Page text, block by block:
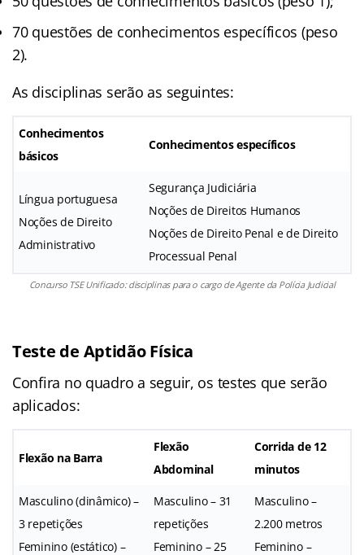
70 questões de conhecimentos específicos (peso
2).
As disciplinas serão as seguintes:
Conhecimentos
básicos
Conhecimentos específicos
Língua portuguesa
Noções de Direito
Administrativo
Segurança Judiciária
Noções de Direitos Humanos
Noções de Direito Penal e de Direito
Processual Penal
Concurso TSE Unificado: disciplinas para o cargo de Agente da Polícia Judicial
Teste de Aptidão Física
Confira no quadro a seguir, os testes que serão
aplicados:
Flexão na Barra
Flexão
Abdominal
Corrida de 12
minutos
Masculino (dinâmico) –
3 repetições
Feminino (estático) –
Masculino – 31
repetições
Feminino – 25
Masculino –
2.200 metros
Feminino –